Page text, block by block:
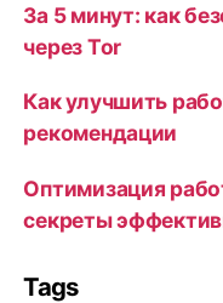
За 5 минут: как
через Tor
Как улучшить
рекомендации
Оптимизация
секреты
Tags